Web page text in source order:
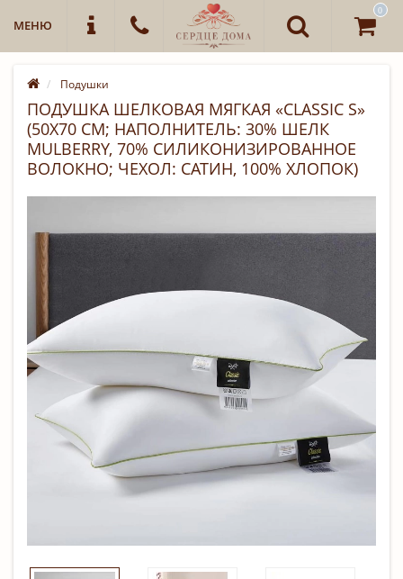
МЕНЮ
0
Подушки
ПОДУШКА ШЕЛКОВАЯ МЯГКАЯ «CLASSIC S»
(50Х70 СМ; НАПОЛНИТЕЛЬ: 30% ШЕЛК
MULBERRY, 70% СИЛИКОНИЗИРОВАННОЕ
ВОЛОКНО; ЧЕХОЛ: САТИН, 100% ХЛОПОК)